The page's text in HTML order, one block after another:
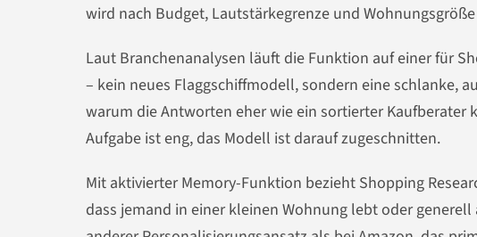
wird nach Budget, Lautstärkegrenze und
Laut Branchenanalysen läuft die Funktion auf einer für
– kein neues Flaggschiffmodell, sondern eine schlanke,
warum die Antworten eher wie ein sortierter Kaufberater
Aufgabe ist eng, das Modell ist darauf zugeschnitten.
Mit aktivierter Memory-Funktion bezieht Shopping
dass jemand in einer kleinen Wohnung lebt oder